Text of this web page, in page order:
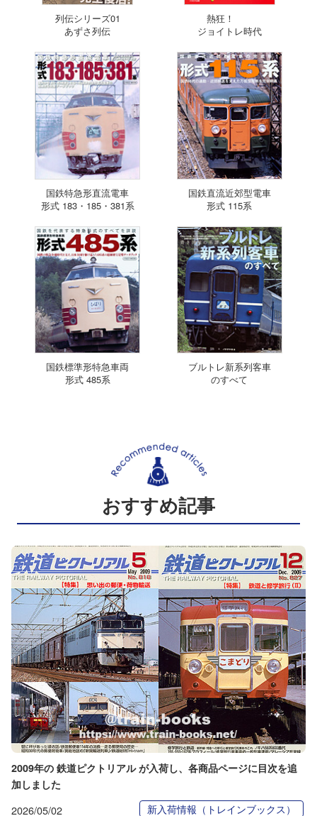
列伝シリーズ01
あずさ列伝
熱狂！
ジョイトレ時代
国鉄特急形直流電車
形式 183・185・381系
国鉄直流近郊型電車
形式 115系
国鉄標準形特急車両
形式 485系
ブルトレ新系列客車
のすべて
おすすめ記事
2009年の 鉄道ピクトリアル が入荷し、各商品ページに目次を追
加しました
2026/05/02 新入荷情報（トレインブックス）